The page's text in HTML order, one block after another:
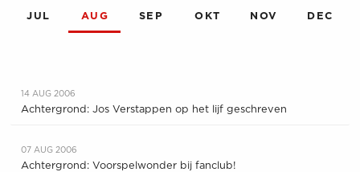
JUL AUG SEP OKT NOV DEC
14 AUG 2006
Achtergrond: Jos Verstappen op het lijf geschreven
07 AUG 2006
Achtergrond: Voorspelwonder bij fanclub!